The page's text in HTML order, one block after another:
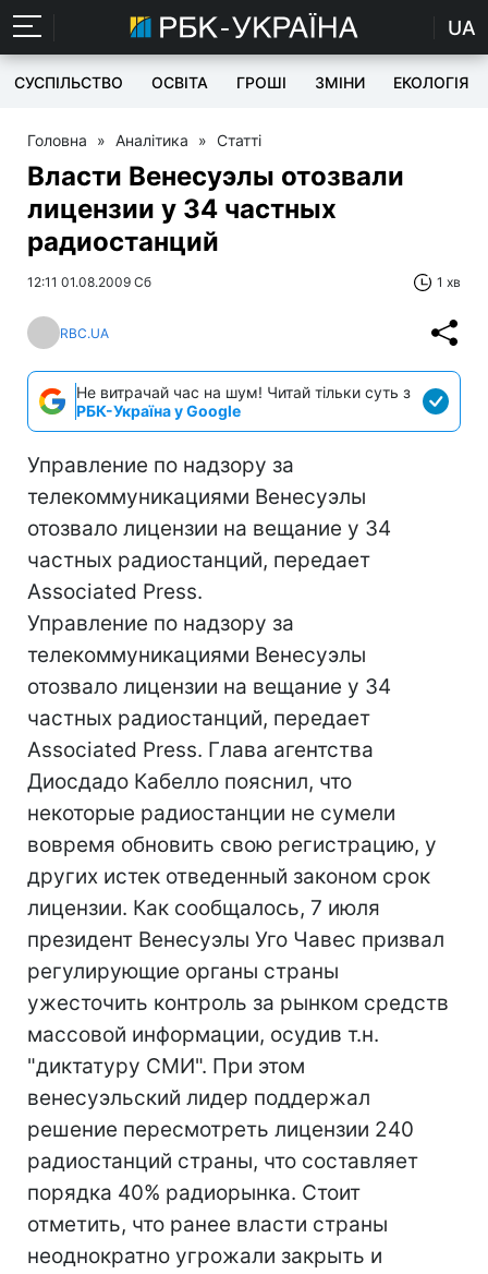
UA
СУСПІЛЬСТВО ОСВІТА ГРОШІ ЗМІНИ ЕКОЛОГІЯ
Головна » Аналітика » Статті
Власти Венесуэлы отозвали
лицензии у 34 частных
радиостанций
12:11 01.08.2009 Сб 1 хв
RBC.UA
Не витрачай час на шум! Читай тільки суть з
РБК-Україна у Google
Управление по надзору за
телекоммуникациями Венесуэлы
отозвало лицензии на вещание у 34
частных радиостанций, передает
Associated Press.
Управление по надзору за
телекоммуникациями Венесуэлы
отозвало лицензии на вещание у 34
частных радиостанций, передает
Associated Press. Глава агентства
Диосдадо Кабелло пояснил, что
некоторые радиостанции не сумели
вовремя обновить свою регистрацию, у
других истек отведенный законом срок
лицензии. Как сообщалось, 7 июля
президент Венесуэлы Уго Чавес призвал
регулирующие органы страны
ужесточить контроль за рынком средств
массовой информации, осудив т.н.
"диктатуру СМИ". При этом
венесуэльский лидер поддержал
решение пересмотреть лицензии 240
радиостанций страны, что составляет
порядка 40% радиорынка. Стоит
отметить, что ранее власти страны
неоднократно угрожали закрыть и